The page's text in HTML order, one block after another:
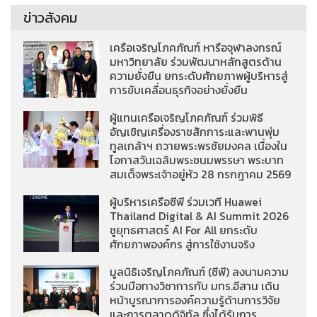
ข่าวสังคม
เครือเจริญโภคภัณฑ์ หารือจุฬาลงกรณ์
มหาวิทยาลัย ร่วมพัฒนาหลักสูตรด้าน
ความยั่งยืน ยกระดับศักยภาพผู้บริหารสู่
การขับเคลื่อนธุรกิจอย่างยั่งยืน
ผู้แทนเครือเจริญโภคภัณฑ์ ร่วมพิธี
อัญเชิญเครื่องราชสักการะและพานพุ่ม
ทูลเกล้าฯ ถวายพระพรชัยมงคล เนื่องใน
โอกาสวันเฉลิมพระชนมพรรษา พระบาท
สมเด็จพระเจ้าอยู่หัว 28 กรกฎาคม 2569
ผู้บริหารเครือซีพี ร่วมเวที Huawei
Thailand Digital & AI Summit 2026
ชูยุทธศาสตร์ AI For All ยกระดับ
ศักยภาพองค์กร สู่การใช้งานจริง
มูลนิธิเจริญโภคภัณฑ์ (ซีพี) ลงนามความ
ร่วมมือทางวิชาการกับ มทร.อีสาน เดิน
หน้าบูรณาการองค์ความรู้ด้านการวิจัย